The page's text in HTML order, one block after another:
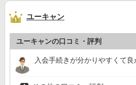
ユーキャン
ユーキャンの口コミ・評判
入会手続きが分かりやすくて良